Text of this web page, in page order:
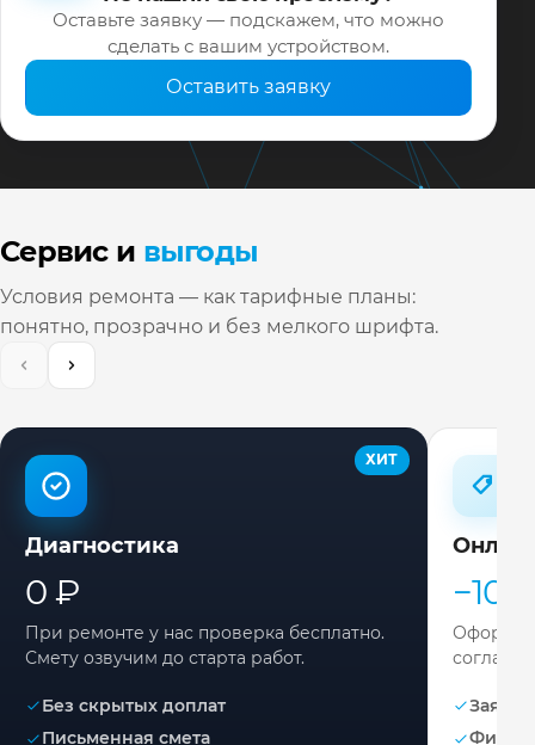
Оставьте заявку — подскажем, что можно
сделать с вашим устройством.
Оставить заявку
Сервис и выгоды
Условия ремонта — как тарифные планы:
понятно, прозрачно и без мелкого шрифта.
ХИТ
Диагностика
0 ₽
При ремонте у нас проверка бесплатно.
Смету озвучим до старта работ.
Без скрытых доплат
Письменная смета
−10%
Заявка